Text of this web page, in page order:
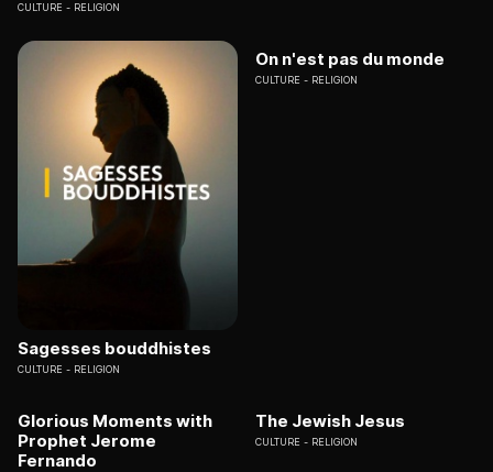
CULTURE RELIGION
Sagesses bouddhistes
CULTURE RELIGION
On n'est pas du monde
CULTURE RELIGION
Glorious Moments with
Prophet Jerome
Fernando
The Jewish Jesus
CULTURE RELIGION